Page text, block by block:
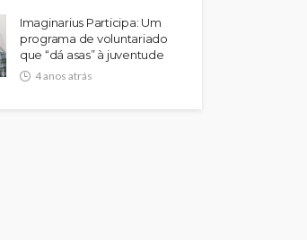
Imaginarius Participa: Um
programa de voluntariado
que “dá asas” à juventude
4 anos atrás